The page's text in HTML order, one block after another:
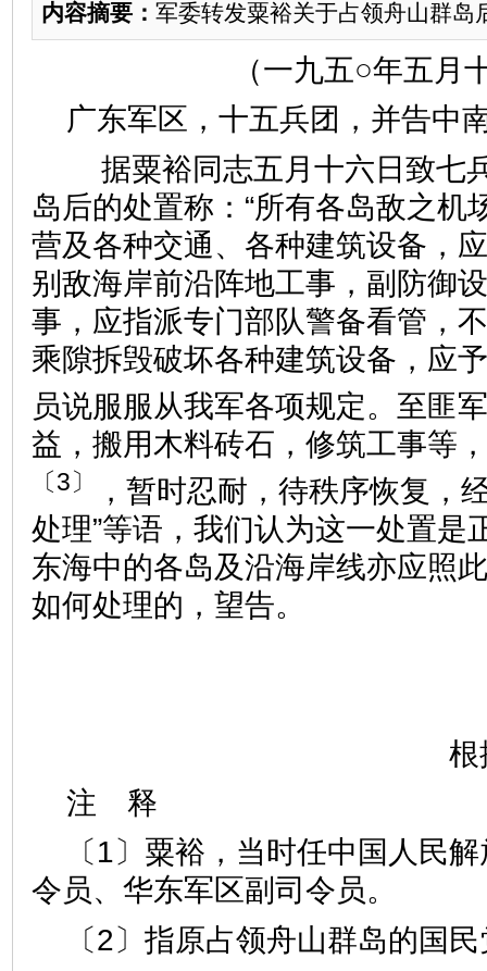
内容摘要： 军委转发粟裕关于占领舟山群岛
（一九五○年五月
广东军区，十五兵团，并告中
据粟裕同志五月十六日致七
岛后的处置称：“所有各岛敌之机
营及各种交通、各种建筑设备，
别敌海岸前沿阵地工事，副防御
事，应指派专门部队警备看管，
乘隙拆毁破坏各种建筑设备，应
员说服服从我军各项规定。至匪军
益，搬用木料砖石，修筑工事等
〔3〕
，暂时忍耐，待秩序恢复，
处理”等语，我们认为这一处置是
东海中的各岛及沿海岸线亦应照
如何处理的，望告。
根
注 释
〔1〕粟裕，当时任中国人民
令员、华东军区副司令员。
〔2〕指原占领舟山群岛的国